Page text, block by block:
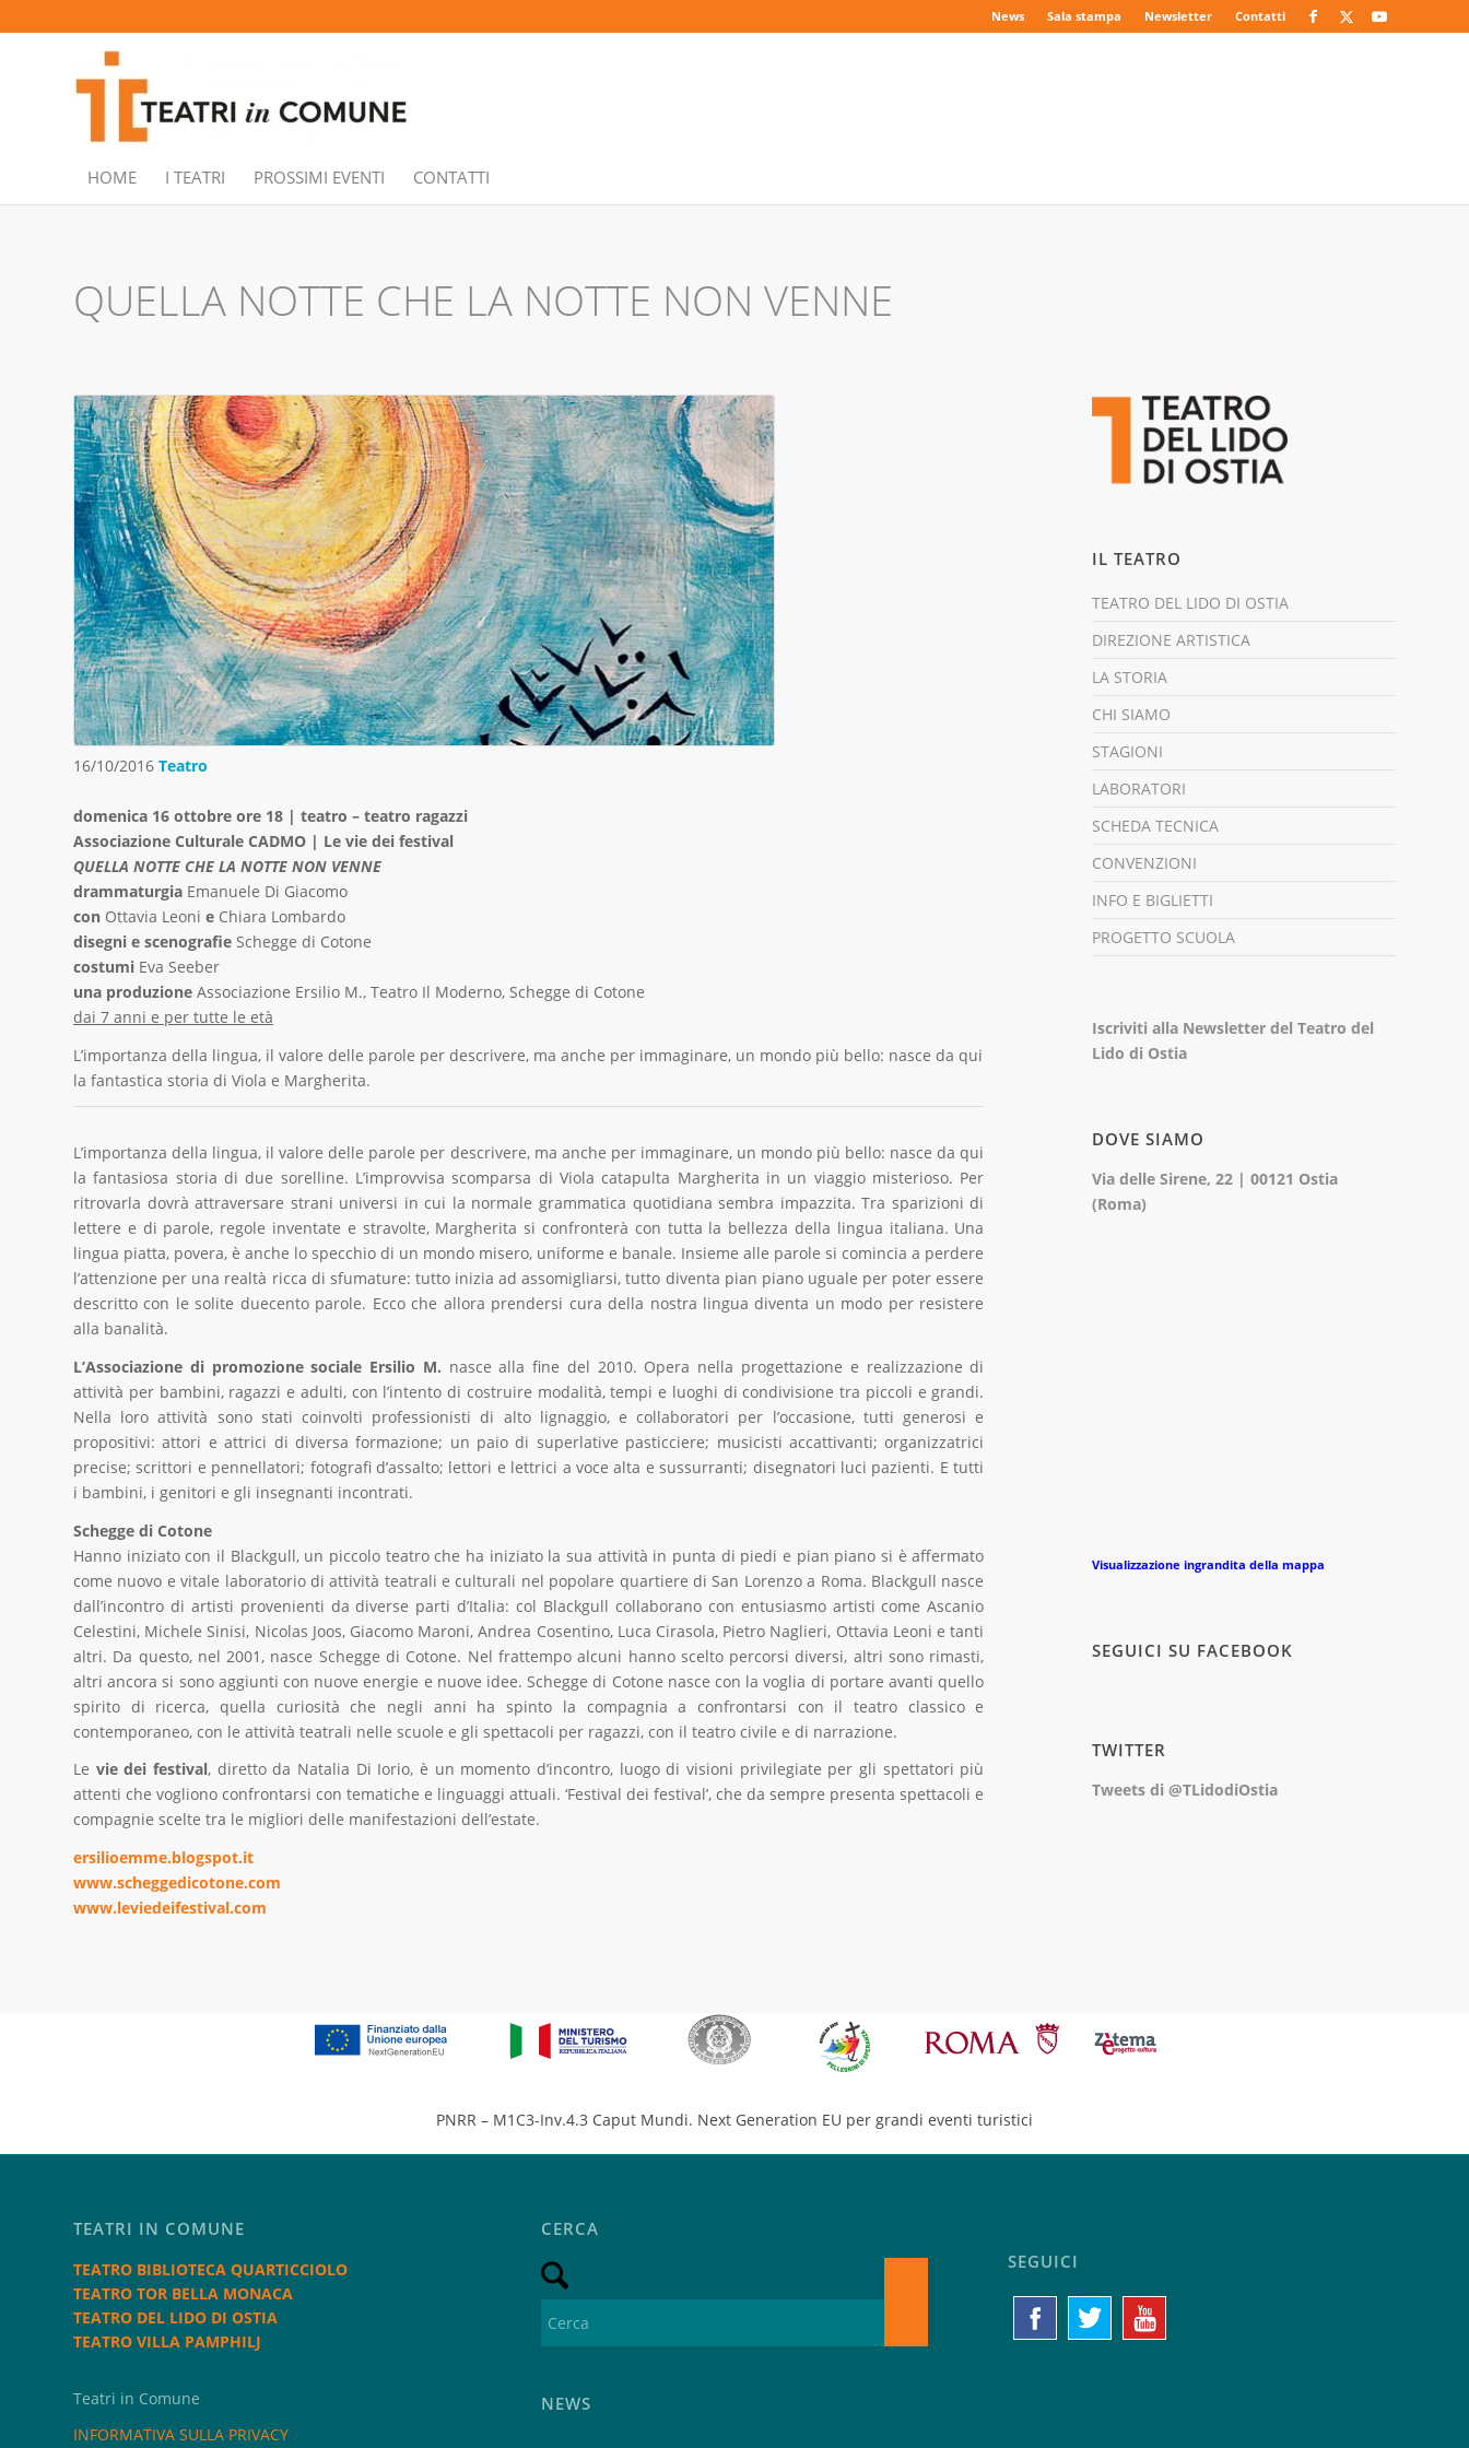
News Sala stampa Newsletter Contatti
HOME I TEATRI PROSSIMI EVENTI CONTATTI
QUELLA NOTTE CHE LA NOTTE NON VENNE
16/10/2016 Teatro
domenica 16 ottobre ore 18 | teatro – teatro ragazzi
Associazione Culturale CADMO | Le vie dei festival
QUELLA NOTTE CHE LA NOTTE NON VENNE
drammaturgia Emanuele Di Giacomo
con Ottavia Leoni e Chiara Lombardo
disegni e scenografie Schegge di Cotone
costumi Eva Seeber
una produzione Associazione Ersilio M., Teatro Il Moderno, Schegge di Cotone
dai 7 anni e per tutte le età
L’importanza della lingua, il valore delle parole per descrivere, ma anche per immaginare, un mondo più bello: nasce da qui
la fantastica storia di Viola e Margherita.
L’importanza della lingua, il valore delle parole per descrivere, ma anche per immaginare, un mondo più bello: nasce da qui
la fantasiosa storia di due sorelline. L’improvvisa scomparsa di Viola catapulta Margherita in un viaggio misterioso. Per
ritrovarla dovrà attraversare strani universi in cui la normale grammatica quotidiana sembra impazzita. Tra sparizioni di
lettere e di parole, regole inventate e stravolte, Margherita si confronterà con tutta la bellezza della lingua italiana. Una
lingua piatta, povera, è anche lo specchio di un mondo misero, uniforme e banale. Insieme alle parole si comincia a perdere
l’attenzione per una realtà ricca di sfumature: tutto inizia ad assomigliarsi, tutto diventa pian piano uguale per poter essere
descritto con le solite duecento parole. Ecco che allora prendersi cura della nostra lingua diventa un modo per resistere
alla banalità.
L’Associazione di promozione sociale Ersilio M. nasce alla fine del 2010. Opera nella progettazione e realizzazione di
attività per bambini, ragazzi e adulti, con l’intento di costruire modalità, tempi e luoghi di condivisione tra piccoli e grandi.
Nella loro attività sono stati coinvolti professionisti di alto lignaggio, e collaboratori per l’occasione, tutti generosi e
propositivi: attori e attrici di diversa formazione; un paio di superlative pasticciere; musicisti accattivanti; organizzatrici
precise; scrittori e pennellatori; fotografi d’assalto; lettori e lettrici a voce alta e sussurranti; disegnatori luci pazienti. E tutti
i bambini, i genitori e gli insegnanti incontrati.
Schegge di Cotone
Hanno iniziato con il Blackgull, un piccolo teatro che ha iniziato la sua attività in punta di piedi e pian piano si è affermato
come nuovo e vitale laboratorio di attività teatrali e culturali nel popolare quartiere di San Lorenzo a Roma. Blackgull nasce
dall’incontro di artisti provenienti da diverse parti d’Italia: col Blackgull collaborano con entusiasmo artisti come Ascanio
Celestini, Michele Sinisi, Nicolas Joos, Giacomo Maroni, Andrea Cosentino, Luca Cirasola, Pietro Naglieri, Ottavia Leoni e tanti
altri. Da questo, nel 2001, nasce Schegge di Cotone. Nel frattempo alcuni hanno scelto percorsi diversi, altri sono rimasti,
altri ancora si sono aggiunti con nuove energie e nuove idee. Schegge di Cotone nasce con la voglia di portare avanti quello
spirito di ricerca, quella curiosità che negli anni ha spinto la compagnia a confrontarsi con il teatro classico e
contemporaneo, con le attività teatrali nelle scuole e gli spettacoli per ragazzi, con il teatro civile e di narrazione.
Le vie dei festival, diretto da Natalia Di Iorio, è un momento d’incontro, luogo di visioni privilegiate per gli spettatori più
attenti che vogliono confrontarsi con tematiche e linguaggi attuali. ‘Festival dei festival’, che da sempre presenta spettacoli e
compagnie scelte tra le migliori delle manifestazioni dell’estate.
ersilioemme.blogspot.it
www.scheggedicotone.com
www.leviedeifestival.com
IL TEATRO
TEATRO DEL LIDO DI OSTIA
DIREZIONE ARTISTICA
LA STORIA
CHI SIAMO
STAGIONI
LABORATORI
SCHEDA TECNICA
CONVENZIONI
INFO E BIGLIETTI
PROGETTO SCUOLA
Iscriviti alla Newsletter del Teatro del
Lido di Ostia
DOVE SIAMO
Via delle Sirene, 22 | 00121 Ostia
(Roma)
Visualizzazione ingrandita della mappa
SEGUICI SU FACEBOOK
TWITTER
Tweets di @TLidodiOstia
PNRR – M1C3-Inv.4.3 Caput Mundi. Next Generation EU per grandi eventi turistici
TEATRI IN COMUNE
TEATRO BIBLIOTECA QUARTICCIOLO
TEATRO TOR BELLA MONACA
TEATRO DEL LIDO DI OSTIA
TEATRO VILLA PAMPHILJ
Teatri in Comune
INFORMATIVA SULLA PRIVACY
CERCA
NEWS
SEGUICI